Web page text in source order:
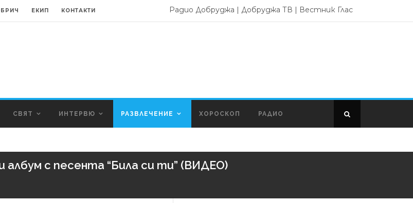
ЕКИП КОНТАКТИ Радио Добруджа | Добруджа ТВ | Вестник Глас
СВЯТ ИНТЕРВЮ РАЗВЛЕЧЕНИЕ ХОРОСКОП РАДИО
албум с песента “Била си ти” (ВИДЕО)